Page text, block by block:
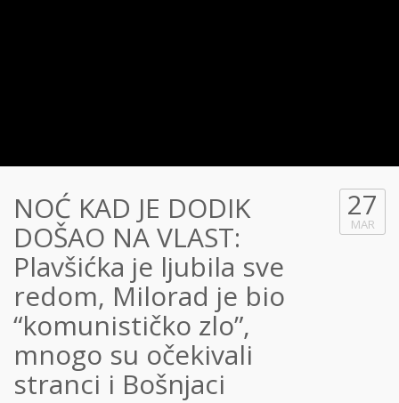
NOĆ KAD JE DODIK
DOŠAO NA VLAST:
Plavšićka je ljubila sve
redom, Milorad je bio
“komunističko zlo”,
mnogo su očekivali
stranci i Bošnjaci
27
MAR